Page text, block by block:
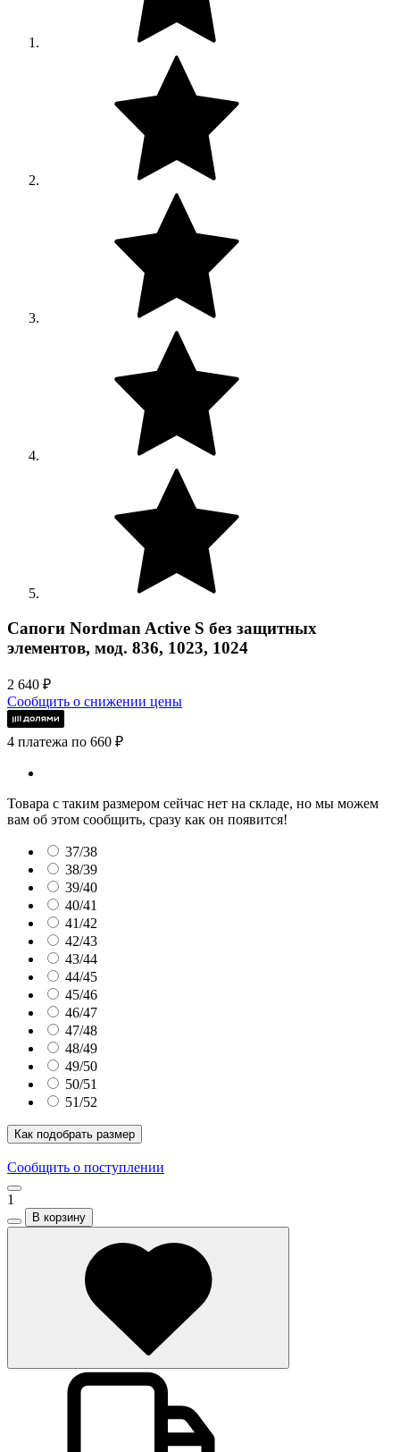
Сапоги Nordman Active S без защитных
элементов, мод. 836, 1023, 1024
2 640 ₽
Сообщить о снижении цены
4 платежа по 660 ₽
Товара с таким размером сейчас нет на складе, но мы можем
вам об этом сообщить, сразу как он появится!
37/38
38/39
39/40
40/41
41/42
42/43
43/44
44/45
45/46
46/47
47/48
48/49
49/50
50/51
51/52
Как подобрать размер
Сообщить о поступлении
1
В корзину